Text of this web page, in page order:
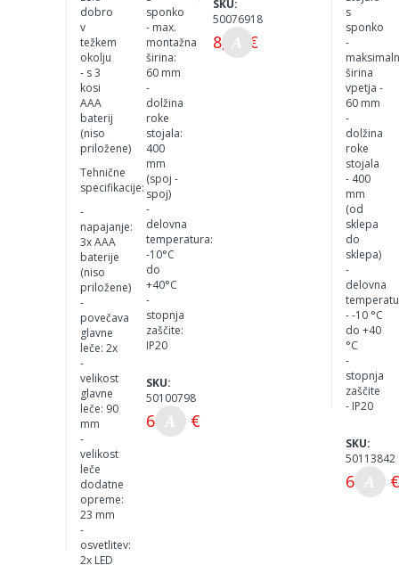
dobro
v
težkem
okolju
- s 3
kosi
AAA
baterij
(niso
priložene)
Tehnične
specifikacije:
-
napajanje:
3x AAA
baterije
(niso
priložene)
-
povečava
glavne
leče: 2x
-
velikost
glavne
leče: 90
mm
-
velikost
leče
dodatne
opreme:
23 mm
-
osvetlitev:
2x LED
sponko
- max.
montažna
širina:
60 mm
-
dolžina
roke
stojala:
400
mm
(spoj -
spoj)
-
delovna
temperatura:
-10°C
do
+40°C
-
stopnja
zaščite:
IP20
SKU:
50100798
65,00 €
SKU:
50076918
8,00 €
s
sponko
-
širina
vpetja -
60 mm
-
dolžina
roke
stojala
- 400
mm
(od
sklepa
do
sklepa)
-
delovna
- -10 °C
do +40
°C
-
stopnja
zaščite
- IP20
SKU:
50113842
65,00